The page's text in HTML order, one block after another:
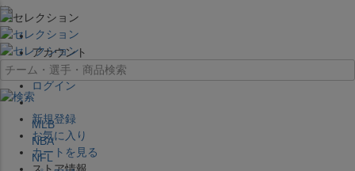
×
アカウント
ログイン
新規登録
お気に入り
カートを見る
MLB
NBA
NFL